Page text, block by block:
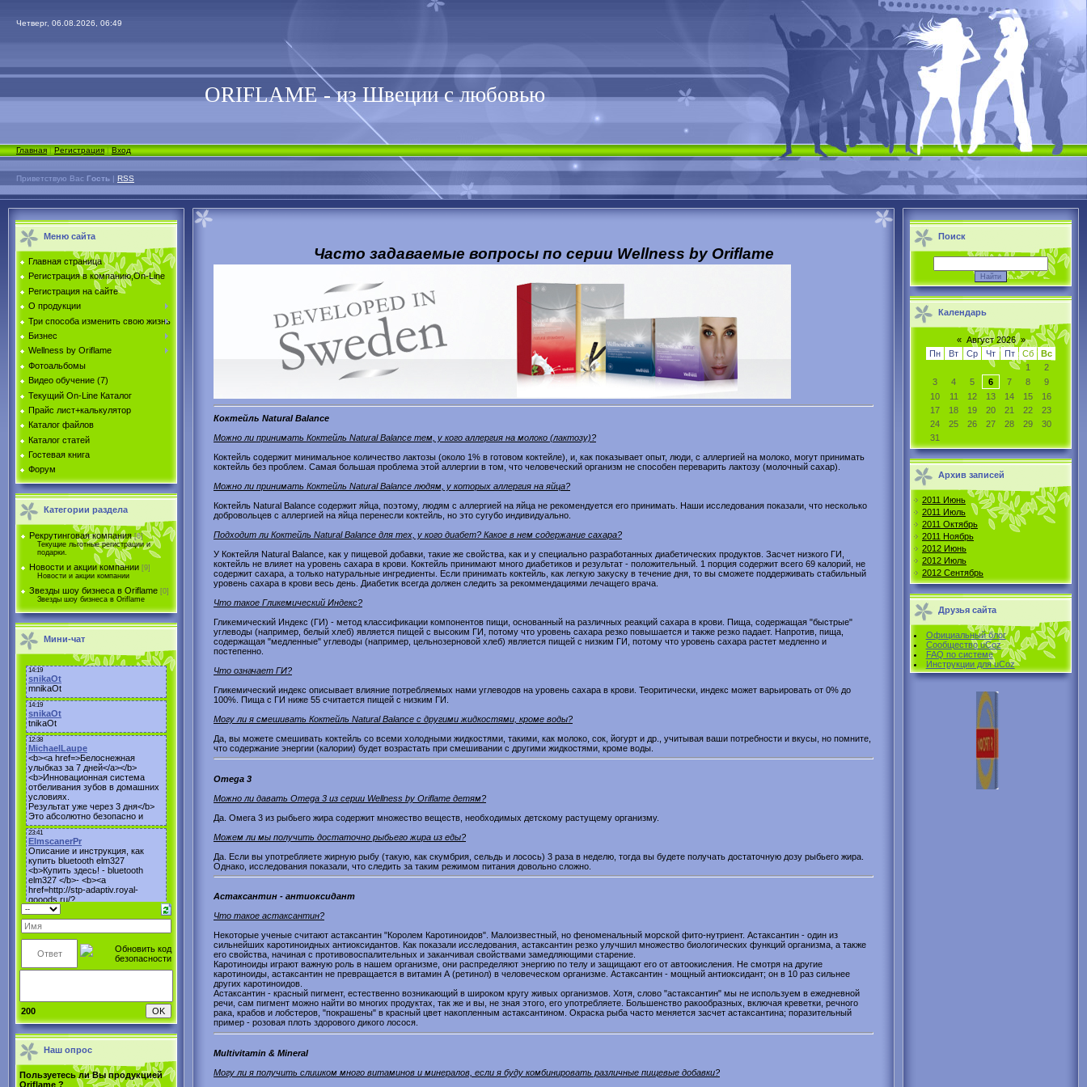
Четверг, 06.08.2026, 06:49
ORIFLAME - из Швеции с любовью
Главная|Регистрация|Вход
Приветствую Вас Гость | RSS
Меню сайта
Главная страница
Регистрация в компанию,On-Line
Регистрация на сайте
О продукции
Три способа изменить свою жизнь
Бизнес
Wellness by Oriflame
Фотоальбомы
Видео обучение (7)
Текущий On-Line Каталог
Прайс лист+калькулятор
Каталог файлов
Каталог статей
Гостевая книга
Форум
Категории раздела
Рекрутинговая компания [6]
Текущие льготные регистрации и
подарки.
Новости и акции компании [9]
Новости и акции компании
Звезды шоу бизнеса в Oriflame [0]
Звезды шоу бизнеса в Oriflame
Мини-чат
200
Наш опрос
Пользуетесь ли Вы продукцией
Oriflame ?
Часто задаваемые вопросы по серии Wellness by Oriflame
Коктейль Natural Balance
Можно ли принимать Коктейль Natural Balance тем, у кого аллергия на молоко (лактозу)?
Коктейль содержит минимальное количество лактозы (около 1% в готовом коктейле), и, как показывает опыт, люди, с аллергией на молоко, могут принимать
коктейль без проблем. Самая большая проблема этой аллергии в том, что человеческий организм не способен переварить лактозу (молочный сахар).
Можно ли принимать Коктейль Natural Balance людям, у которых аллергия на яйца?
Коктейль Natural Balance содержит яйца, поэтому, людям с аллергией на яйца не рекомендуется его принимать. Наши исследования показали, что несколько
добровольцев с аллергией на яйца перенесли коктейль, но это сугубо индивидуально.
Подходит ли Коктейль Natural Balance для тех, у кого диабет? Какое в нем содержание сахара?
У Коктейля Natural Balance, как у пищевой добавки, такие же свойства, как и у специально разработанных диабетических продуктов. Засчет низкого ГИ,
коктейль не влияет на уровень сахара в крови. Коктейль принимают много диабетиков и результат - положительный. 1 порция содержит всего 69 калорий, не
содержит сахара, а только натуральные ингредиенты. Если принимать коктейль, как легкую закуску в течение дня, то вы сможете поддерживать стабильный
уровень сахара в крови весь день. Диабетик всегда должен следить за рекоммендациями лечащего врача.
Что такое Гликемический Индекс?
Гликемический Индекс (ГИ) - метод классификации компонентов пищи, основанный на различных реакций сахара в крови. Пища, содержащая "быстрые"
углеводы (например, белый хлеб) является пищей с высоким ГИ, потому что уровень сахара резко повышается и также резко падает. Напротив, пища,
содержащая "медленные" углеводы (например, цельнозерновой хлеб) является пищей с низким ГИ, потому что уровень сахара растет медленно и
постепенно.
Что означает ГИ?
Гликемический индекс описывает влияние потребляемых нами углеводов на уровень сахара в крови. Теоритически, индекс может варьировать от 0% до
100%. Пища с ГИ ниже 55 считается пищей с низким ГИ.
Могу ли я смешивать Коктейль Natural Balance с другими жидкостями, кроме воды?
Да, вы можете смешивать коктейль со всеми холодными жидкостями, такими, как молоко, сок, йогурт и др., учитывая ваши потребности и вкусы, но помните,
что содержание энергии (калории) будет возрастать при смешивании с другими жидкостями, кроме воды.
Omega 3
Можно ли давать Omega 3 из серии Wellness by Oriflame детям?
Да. Омега 3 из рыбьего жира содержит множество веществ, необходимых детскому растущему организму.
Можем ли мы получить достаточно рыбьего жира из еды?
Да. Если вы употребляете жирную рыбу (такую, как скумбрия, сельдь и лосось) 3 раза в неделю, тогда вы будете получать достаточную дозу рыбьего жира.
Однако, исследования показали, что следить за таким режимом питания довольно сложно.
Астаксантин - антиоксидант
Что такое астаксантин?
Некоторые ученые считают астаксантин "Королем Каротиноидов". Малоизвестный, но феноменальный морской фито-нутриент. Астаксантин - один из
сильнейших каротиноидных антиоксидантов. Как показали исследования, астаксантин резко улучшил множество биологических функций организма, а также
его свойства, начиная с противовоспалительных и заканчивая свойствами замедляющими старение.
Каротиноиды играют важную роль в нашем организме, они распределяют энергию по телу и защищают его от автоокисления. Не смотря на другие
каротиноиды, астаксантин не превращается в витамин А (ретинол) в человеческом организме. Астаксантин - мощный антиоксидант; он в 10 раз сильнее
других каротиноидов.
Астаксантин - красный пигмент, естественно возникающий в широком кругу живых организмов. Хотя, слово "астаксантин" мы не используем в ежедневной
речи, сам пигмент можно найти во многих продуктах, так же и вы, не зная этого, его употребляете. Большенство ракообразных, включая креветки, речного
рака, крабов и лобстеров, "покрашены" в красный цвет накопленным астаксантином. Окраска рыба часто меняется засчет астаксантина; поразительный
пример - розовая плоть здорового дикого лосося.
Multivitamin & Mineral
Могу ли я получить слишком много витаминов и минералов, если я буду комбинировать различные пищевые добавки?
Поиск
Календарь
« Август 2026 »
Пн
Вт Ср Чт Пт Сб
Вс
1
2
3
4 5 6 7 8
9
10
11 12 13 14 15
16
17
18 19 20 21 22
23
24
25 26 27 28 29
30
31
Архив записей
2011 Июнь
2011 Июль
2011 Октябрь
2011 Ноябрь
2012 Июнь
2012 Июль
2012 Сентябрь
Друзья сайта
Официальный блог
Сообщество uCoz
FAQ по системе
Инструкции для uCoz